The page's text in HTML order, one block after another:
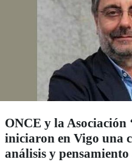
ONCE y la Asociación
iniciaron en Vigo una
análisis y